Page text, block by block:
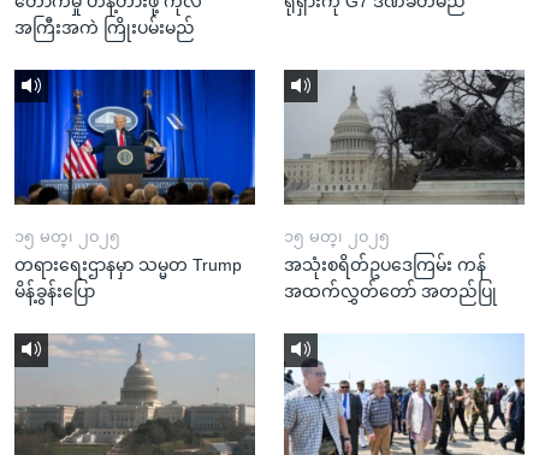
အကြီးအကဲ ကြိုးပမ်းမည်
၁၅ မတ္၊ ၂၀၂၅
တရားရေးဌာနမှာ သမ္မတ Trump
မိန့်ခွန်းပြော
၁၅ မတ္၊ ၂၀၂၅
အသုံးစရိတ်ဥပဒေကြမ်း ကန်
အထက်လွှတ်တော် အတည်ပြု